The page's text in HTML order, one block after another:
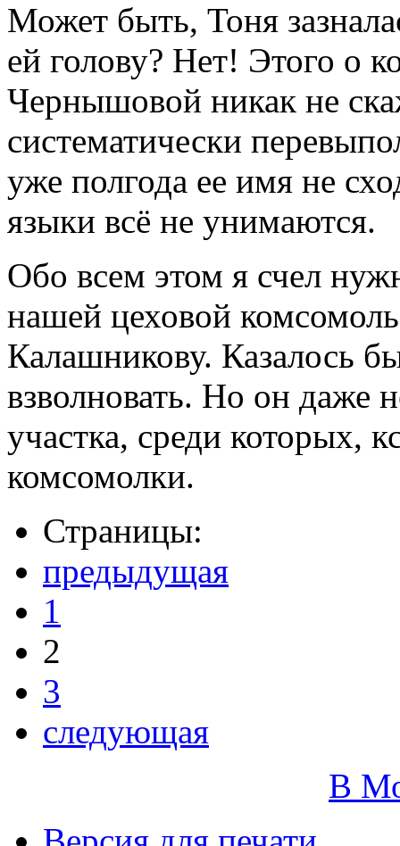
Может быть, Тоня
ей голову? Нет! Этого о
Чернышовой никак не
систематически
уже полгода ее имя не
языки всё не унимаются.
Обо всем этом я счел
нашей цеховой
Калашникову. Казалось
взволновать. Но он даже
участка, среди которых,
комсомолки.
Страницы:
предыдущая
1
2
3
следующая
В